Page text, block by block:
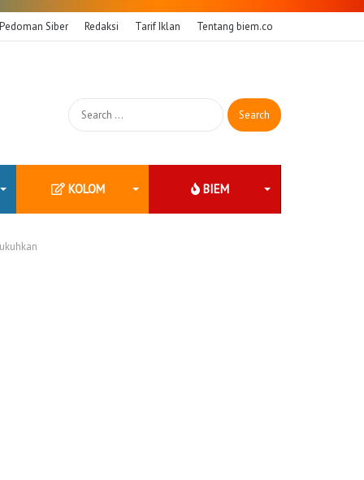
Pedoman Siber Redaksi Tarif Iklan Tentang biem.co
Search
for:
KOLOM BIEM